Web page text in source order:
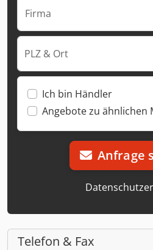
Firma
PLZ & Ort
Ich bin Händler
Angebote zu ähnlichen
Anfrage
Telefon & Fax